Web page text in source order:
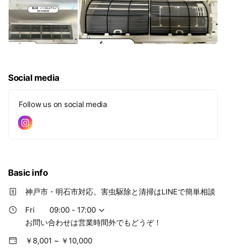
Social media
Follow us on social media
Basic info
神戸市・明石市対応。害虫駆除と清掃はLINEで簡単相談
Fri
09:00 - 17:00
お問い合わせは営業時間外でもどうぞ！
￥8,001 ~ ￥10,000